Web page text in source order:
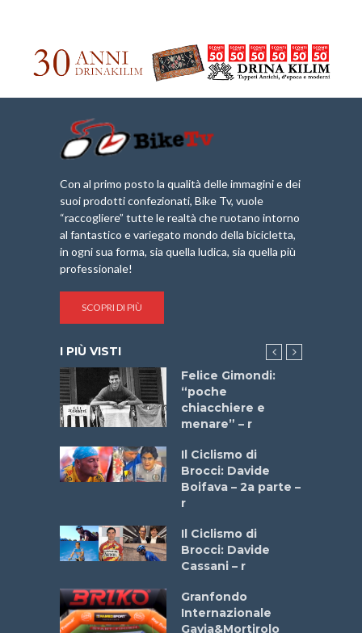
Con al primo posto la qualità delle immagini e dei
suoi prodotti confezionati, Bike Tv, vuole
“raccogliere” tutte le realtà che ruotano intorno
al fantastico e variegato mondo della bicicletta,
in ogni sua forma, sia quella ludica, sia quella più
professionale!
SCOPRI DI PIÙ
I PIÙ VISTI
Felice Gimondi:
“poche
chiacchiere e
menare” – r
Il Ciclismo di
Brocci: Davide
Boifava – 2a parte –
r
Il Ciclismo di
Brocci: Davide
Cassani – r
Granfondo
Internazionale
Gavia&Mortirolo